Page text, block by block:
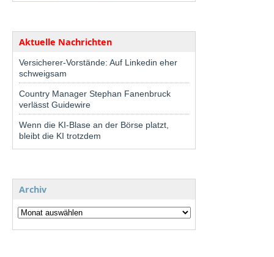
Aktuelle Nachrichten
Versicherer-Vorstände: Auf Linkedin eher
schweigsam
Country Manager Stephan Fanenbruck
verlässt Guidewire
Wenn die KI-Blase an der Börse platzt,
bleibt die KI trotzdem
Archiv